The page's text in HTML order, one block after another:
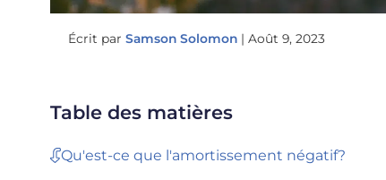
Écrit par Samson Solomon | Août 9, 2023
Table des matières
Qu'est-ce que l'amortissement négatif?